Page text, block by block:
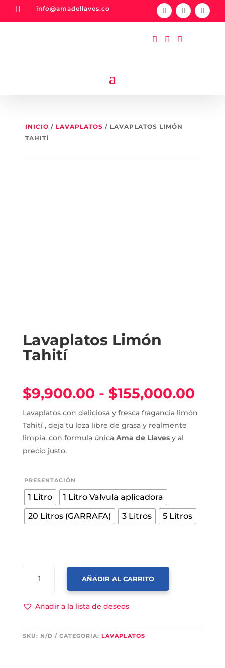
 info@amadellaves.co
  
INICIO / LAVAPLATOS / LAVAPLATOS LIMÓN
TAHITÍ
Lavaplatos Limón
Tahití
$9,900.00 - $155,000.00
Lavaplatos con deliciosa y fresca fragancia limón
Tahití , deja tu loza libre de grasa y realmente
limpia, con formula única Ama de Llavesy al
precio justo.
PRESENTACIÓN
1 Litro
1 Litro Valvula aplicadora
20 Litros (GARRAFA)
3 Litros 5 Litros
LIMÓN
CANTIDAD
AÑADIR AL CARRITO
Añadir a la lista de deseos
SKU: N/D CATEGORÍA: LAVAPLATOS